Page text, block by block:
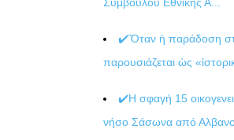
✔️Ὅταν ἡ παράδοση
παρουσιάζεται ὡς
✔️Η σφαγή 15
νήσο Σάσωνα από